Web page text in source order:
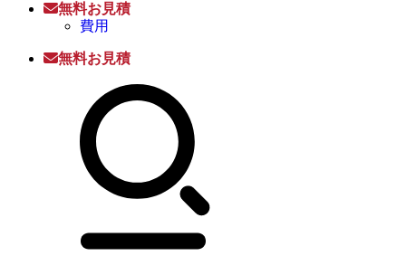
無料お見積
費用
無料お見積